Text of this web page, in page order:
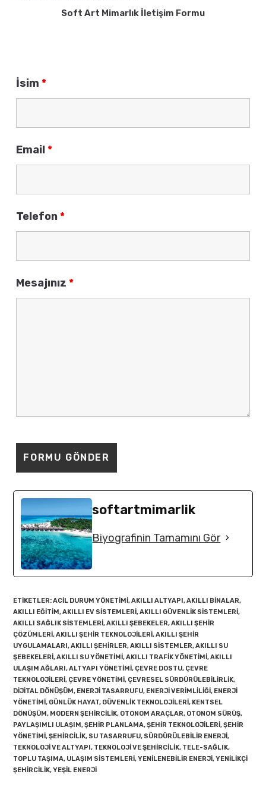
Soft Art Mimarlık İletişim Formu
İsim*
Email*
Telefon*
Mesajınız*
softartmimarlik
Biyografinin Tamamını Gör
ETIKETLER:ACIL DURUM YÖNETIMI,AKILLI ALTYAPI,AKILLI BINALAR,
AKILLI EĞITIM,AKILLI EV SISTEMLERI,AKILLI GÜVENLIK SISTEMLERI,
AKILLI SAĞLIK SISTEMLERI,AKILLI ŞEBEKELER,AKILLI ŞEHIR
ÇÖZÜMLERI,AKILLI ŞEHIR TEKNOLOJILERI,AKILLI ŞEHIR
UYGULAMALARI,AKILLI ŞEHIRLER,AKILLI SISTEMLER,AKILLI SU
ŞEBEKELERI,AKILLI SU YÖNETIMI,AKILLI TRAFIK YÖNETIMI,AKILLI
ULAŞIM AĞLARI,ALTYAPI YÖNETIMI, ÇEVRE DOSTU, ÇEVRE
TEKNOLOJILERI, ÇEVRE YÖNETIMI, ÇEVRESEL SÜRDÜRÜLEBILIRLIK,
DIJITAL DÖNÜŞÜM, ENERJI TASARRUFU, ENERJI VERIMLILIĞI, ENERJI
YÖNETIMI, GÜNLÜK HAYAT, GÜVENLIK TEKNOLOJILERI, KENTSEL
DÖNÜŞÜM, MODERN ŞEHIRCILIK, OTONOM ARAÇLAR, OTONOM SÜRÜŞ,
PAYLAŞIMLI ULAŞIM,ŞEHIR PLANLAMA,ŞEHIR TEKNOLOJILERI,ŞEHIR
YÖNETIMI,ŞEHIRCILIK, SU TASARRUFU, SÜRDÜRÜLEBILIR ENERJI,
TEKNOLOJI VE ALTYAPI, TEKNOLOJI VE ŞEHIRCILIK, TELE-SAĞLIK,
TOPLU TAŞIMA, ULAŞIM SISTEMLERI,YENILENEBILIR ENERJI,YENILIKÇI
ŞEHIRCILIK,YEŞIL ENERJI